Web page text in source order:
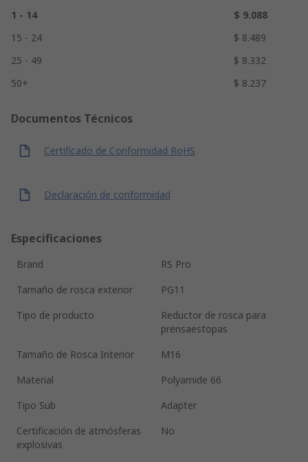
1 - 14
$ 9.088
15 - 24
$ 8.489
25 - 49
$ 8.332
50+
$ 8.237
Documentos Técnicos
Certificado de Conformidad RoHS
Declaración de conformidad
Especificaciones
Brand
RS Pro
Tamaño de rosca exterior
PG11
Tipo de producto
Reductor de rosca para
prensaestopas
Tamaño de Rosca Interior
M16
Material
Polyamide 66
Tipo Sub
Adapter
Certificación de atmósferas
explosivas
No